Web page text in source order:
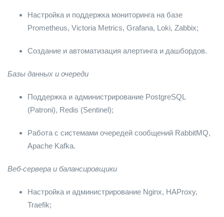
Настройка и поддержка мониторинга на базе
Prometheus, Victoria Metrics, Grafana, Loki, Zabbix;
Создание и автоматизация алертинга и дашбордов.
Базы данных и очереди
Поддержка и администрирование PostgreSQL
(Patroni), Redis (Sentinel);
Работа с системами очередей сообщений RabbitMQ,
Apache Kafka.
Веб-сервера и балансировщики
Настройка и администрирование Nginx, HAProxy,
Traefik;